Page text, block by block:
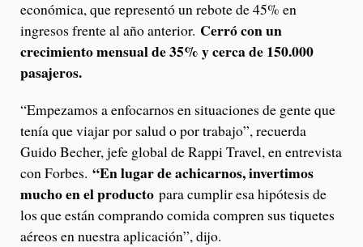
económica, que representó un rebote de 45% en
ingresos frente al año anterior. Cerró con un
crecimiento mensual de 35% y cerca de 150.000
pasajeros.
“Empezamos a enfocarnos en situaciones de gente que
tenía que viajar por salud o por trabajo”, recuerda
Guido Becher, jefe global de Rappi Travel, en entrevista
con Forbes. “En lugar de achicarnos, invertimos
mucho en el producto para cumplir esa hipótesis de
los que están comprando comida compren sus tiquetes
aéreos en nuestra aplicación”, dijo.